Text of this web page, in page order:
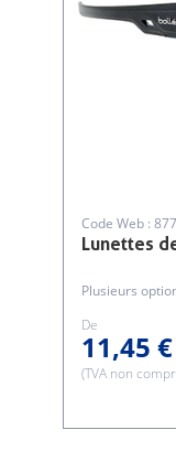
Lunettes
Code Web :
Plusieurs
De
11,45 €
(TVA non